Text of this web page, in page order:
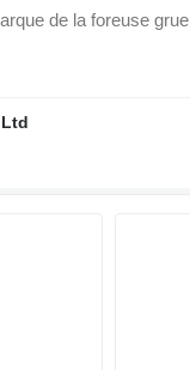
de la foreuse grue
Ltd